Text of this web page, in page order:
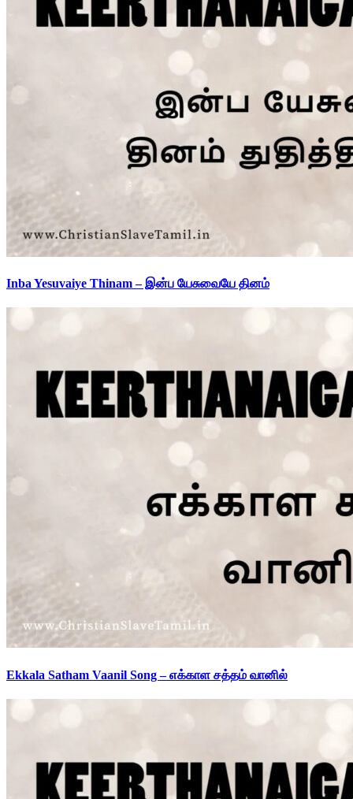
Inba Yesuvaiye Thinam – இன்ப யேசுவையே தினம்
Ekkala Satham Vaanil Song – எக்காள சத்தம் வானில்